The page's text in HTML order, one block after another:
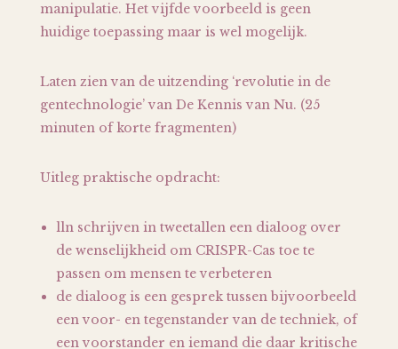
manipulatie. Het vijfde voorbeeld is geen
huidige toepassing maar is wel mogelijk.
Laten zien van de uitzending ‘revolutie in de
gentechnologie’ van De Kennis van Nu. (25
minuten of korte fragmenten)
Uitleg praktische opdracht:
lln schrijven in tweetallen een dialoog over
de wenselijkheid om CRISPR-Cas toe te
passen om mensen te verbeteren
de dialoog is een gesprek tussen bijvoorbeeld
een voor- en tegenstander van de techniek, of
een voorstander en iemand die daar kritische